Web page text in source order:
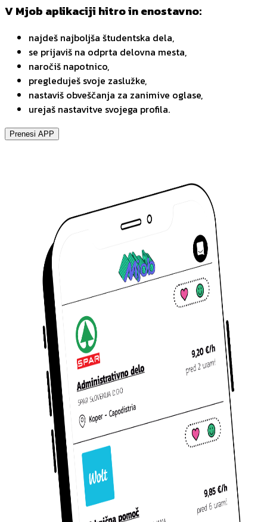
V Mjob aplikaciji hitro in enostavno:
najdeš najboljša študentska dela,
se prijaviš na odprta delovna mesta,
naročiš napotnico,
pregleduješ svoje zaslužke,
nastaviš obveščanja za zanimive oglase,
urejaš nastavitve svojega profila.
Prenesi APP